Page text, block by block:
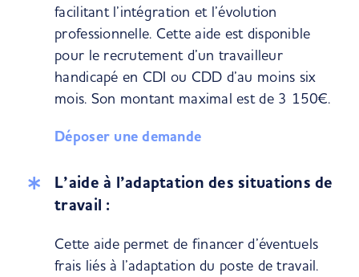
facilitant l’intégration et l’évolution
professionnelle. Cette aide est disponible
pour le recrutement d’un travailleur
handicapé en CDI ou CDD d’au moins six
mois. Son montant maximal est de 3 150€.
Déposer une demande
L’aide à l’adaptation des situations de
travail :
Cette aide permet de financer d’éventuels
frais liés à l’adaptation du poste de travail.